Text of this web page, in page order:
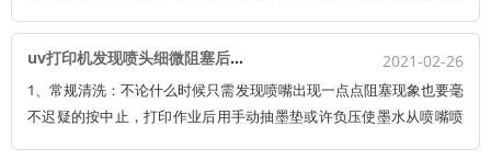
留墨水。留意：使用手动气泵时切勿用力过猛，否则会因压力过大而
损坏喷头。
uv打印机发现喷头细微阻塞后的处理办法 2021-02-26
1、常规清洗：不论什么时候只需发现喷嘴出现一点点阻塞现象也要毫
不迟疑的按中止，打印作业后用手动抽墨垫或许负压使墨水从喷嘴喷